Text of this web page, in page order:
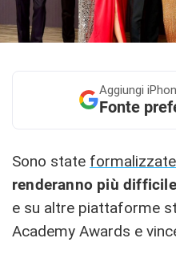
Aggiungi
Fonte
Sono state formalizzate
renderanno più
e su altre piattaforme
Academy Awards e